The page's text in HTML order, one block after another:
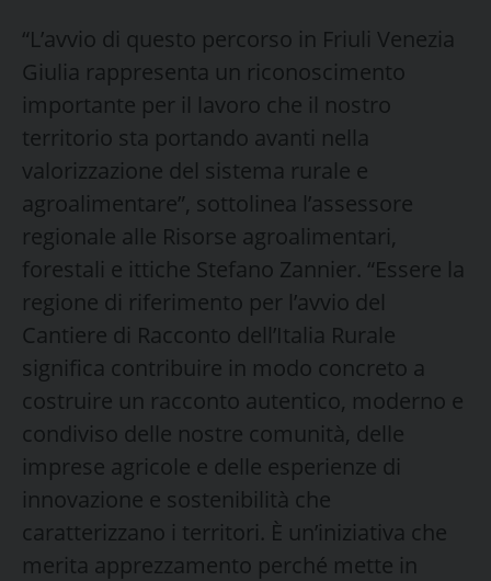
“L’avvio di questo percorso in Friuli Venezia
Giulia rappresenta un riconoscimento
importante per il lavoro che il nostro
territorio sta portando avanti nella
valorizzazione del sistema rurale e
agroalimentare”, sottolinea l’assessore
regionale alle Risorse agroalimentari,
forestali e ittiche Stefano Zannier. “Essere la
regione di riferimento per l’avvio del
Cantiere di Racconto dell’Italia Rurale
significa contribuire in modo concreto a
costruire un racconto autentico, moderno e
condiviso delle nostre comunità, delle
imprese agricole e delle esperienze di
innovazione e sostenibilità che
caratterizzano i territori. È un’iniziativa che
merita apprezzamento perché mette in